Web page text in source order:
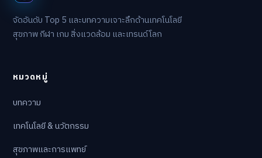
จัดอันดับ Top 5 และบทความเจาะลึกด้านเทคโนโลยี
สุขภาพ กีฬา เกม สิ่งแวดล้อม และเทรนด์โลก
หมวดหมู่
บทความ
เทคโนโลยี & นวัตกรรม
สุขภาพและการแพทย์